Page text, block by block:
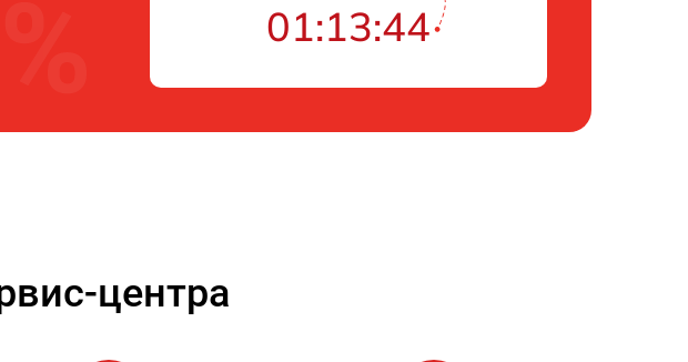
01:13:43
центра